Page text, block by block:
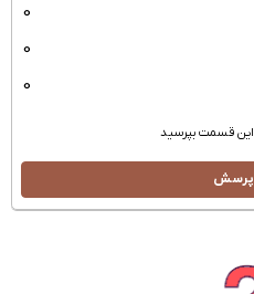
0
0
0
این قسمت بپرسید
پرسش